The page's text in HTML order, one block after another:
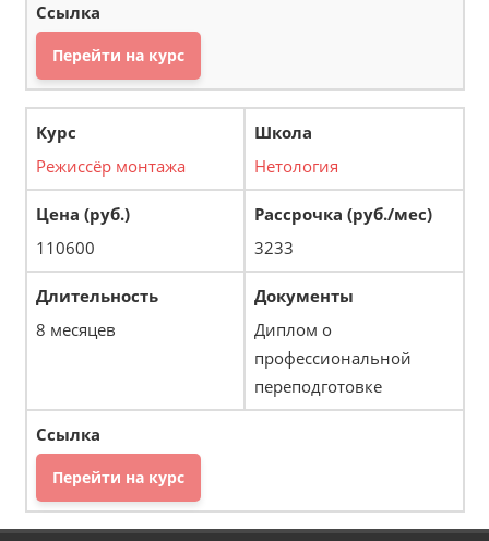
Перейти на курс
Режиссёр монтажа Нетология
110600 3233
8 месяцев
Диплом о
профессиональной
переподготовке
Перейти на курс